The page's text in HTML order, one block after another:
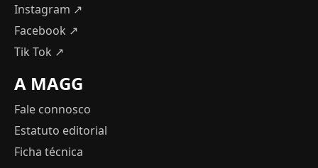
Instagram ↗
Facebook ↗
Tik Tok ↗
A MAGG
Fale connosco
Estatuto editorial
Ficha técnica